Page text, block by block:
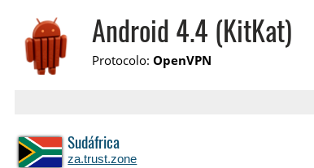
Android 4.4 (KitKat)
Protocolo: OpenVPN
Sudáfrica
za.trust.zone